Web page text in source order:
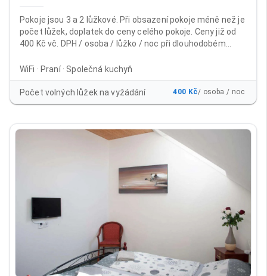
Pokoje jsou 3 a 2 lůžkové. Při obsazení pokoje méně než je
počet lůžek, doplatek do ceny celého pokoje. Ceny již od
400 Kč vč. DPH / osoba / lůžko / noc při dlouhodobém
/ lůžko / noc od 10 nocí 500 Kč /osoba / lůžko / noc 15 - 30
nocí 450 Kč / osoba / lůžko / noc při platbě na 30 nocí
dopředu 400 Kč / osoba / lůžko /noc Cena již obsahuje
poplatek městu 21Kč/noc
WiFi · Praní · Společná kuchyň
Počet volných lůžek na vyžádání 400 Kč/ osoba / noc